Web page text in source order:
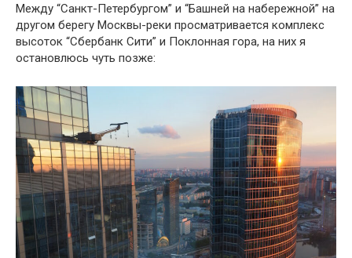
Между “Санкт-Петербургом” и “Башней на набережной” на
другом берегу Москвы-реки просматривается комплекс
высоток “Сбербанк Сити” и Поклонная гора, на них я
остановлюсь чуть позже: